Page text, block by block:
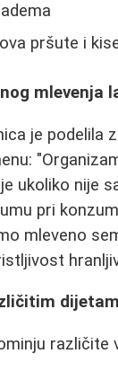
pršute i
mlevenja
je podelila
ukoliko nije
pri
mleveno
različite